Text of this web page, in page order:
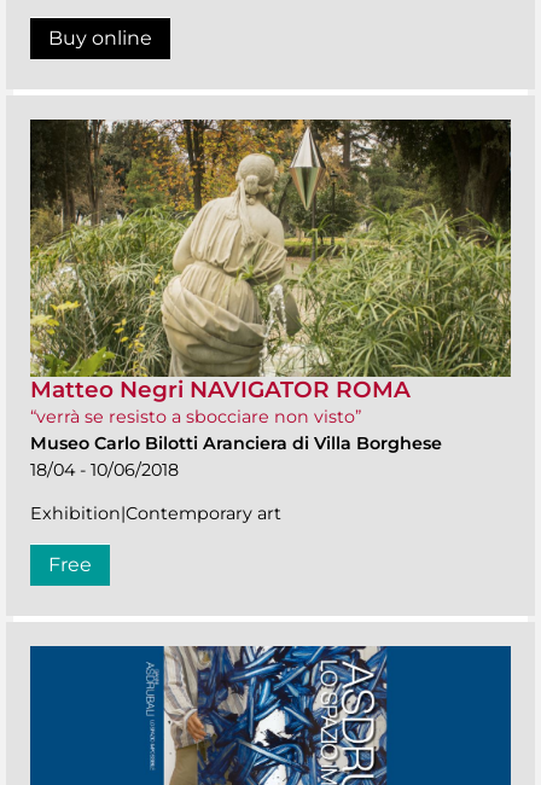
Buy online
Matteo Negri NAVIGATOR ROMA
“verrà se resisto a sbocciare non visto”
Museo Carlo Bilotti Aranciera di Villa Borghese
18/04 - 10/06/2018
Exhibition|Contemporary art
Free